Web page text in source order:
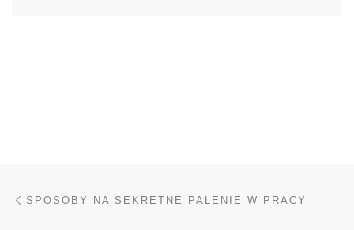
Nawigacja wpisu
SPOSOBY NA SEKRETNE PALENIE W PRACY